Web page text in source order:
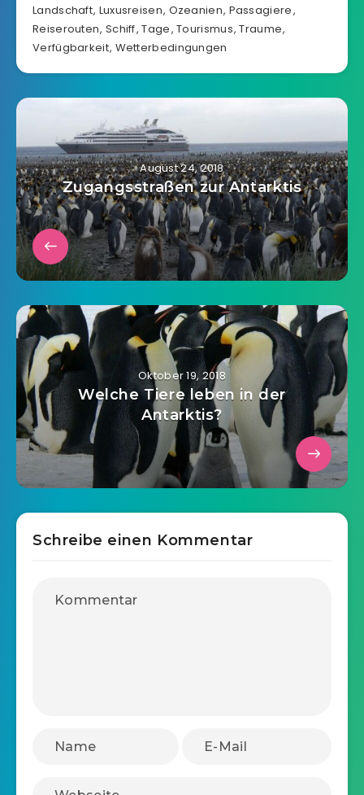
Landschaft, Luxusreisen, Ozeanien, Passagiere,
Reiserouten, Schiff,Tage,Tourismus,Traume,
Verfügbarkeit, Wetterbedingungen
August 24, 2018
Zugangsstraßen zur Antarktis
Oktober 19, 2018
Welche Tiere leben in der
Antarktis?
Schreibe einen Kommentar